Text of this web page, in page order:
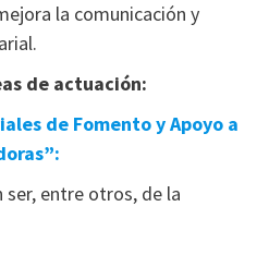
la comunicación y
de actuación:
de Fomento y Apoyo a
entre otros, de la